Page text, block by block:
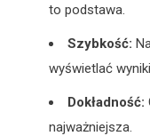
to podstawa.
Szybkość:
wyświetlać wyniki.
Dokładność:
najważniejsza.